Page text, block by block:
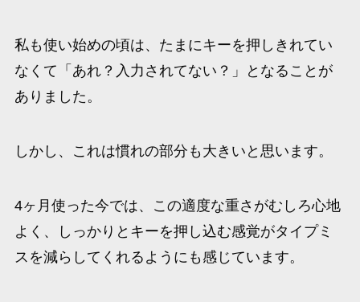
私も使い始めの頃は、たまにキーを押しきれてい
なくて「あれ？入力されてない？」となることが
ありました。
しかし、これは慣れの部分も大きいと思います。
4ヶ月使った今では、この適度な重さがむしろ心地
よく、しっかりとキーを押し込む感覚がタイプミ
スを減らしてくれるようにも感じています。